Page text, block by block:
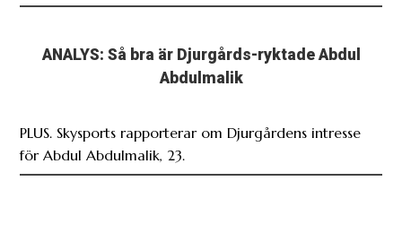
ANALYS: Så bra är Djurgårds-ryktade Abdul
Abdulmalik
PLUS. Skysports rapporterar om Djurgårdens intresse
för Abdul Abdulmalik, 23.